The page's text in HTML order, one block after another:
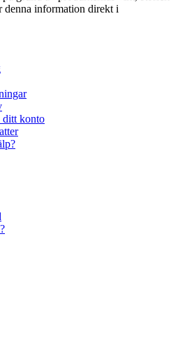
denna information direkt i
ditt konto